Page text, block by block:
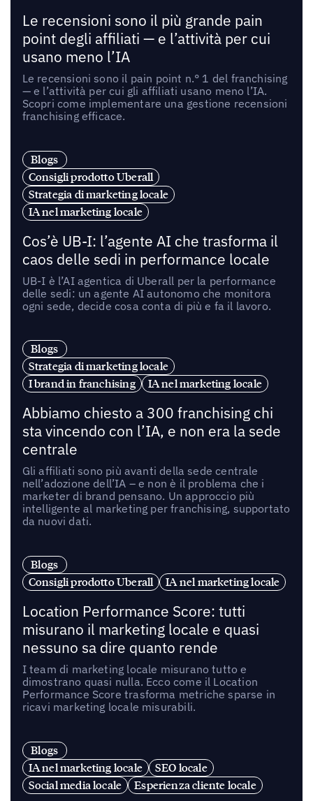
Le recensioni sono il più grande pain
point degli affiliati — e l’attività per cui
usano meno l’IA
Le recensioni sono il pain point n.° 1 del franchising
— e l’attività per cui gli affiliati usano meno l’IA.
Scopri come implementare una gestione recensioni
franchising efficace.
Blogs
Consigli prodotto Uberall
Strategia di marketing locale
IA nel marketing locale
Cos’è UB-I: l’agente AI che trasforma il
caos delle sedi in performance locale
UB-I è l’AI agentica di Uberall per la performance
delle sedi: un agente AI autonomo che monitora
ogni sede, decide cosa conta di più e fa il lavoro.
Blogs
Strategia di marketing locale
I brand in franchising
IA nel marketing locale
Abbiamo chiesto a 300 franchising chi
sta vincendo con l’IA, e non era la sede
centrale
Gli affiliati sono più avanti della sede centrale
nell’adozione dell’IA – e non è il problema che i
marketer di brand pensano. Un approccio più
intelligente al marketing per franchising, supportato
da nuovi dati.
Blogs
Consigli prodotto Uberall
IA nel marketing locale
Location Performance Score: tutti
misurano il marketing locale e quasi
nessuno sa dire quanto rende
I team di marketing locale misurano tutto e
dimostrano quasi nulla. Ecco come il Location
Performance Score trasforma metriche sparse in
ricavi marketing locale misurabili.
Blogs
IA nel marketing locale
SEO locale
Social media locale
Esperienza cliente locale